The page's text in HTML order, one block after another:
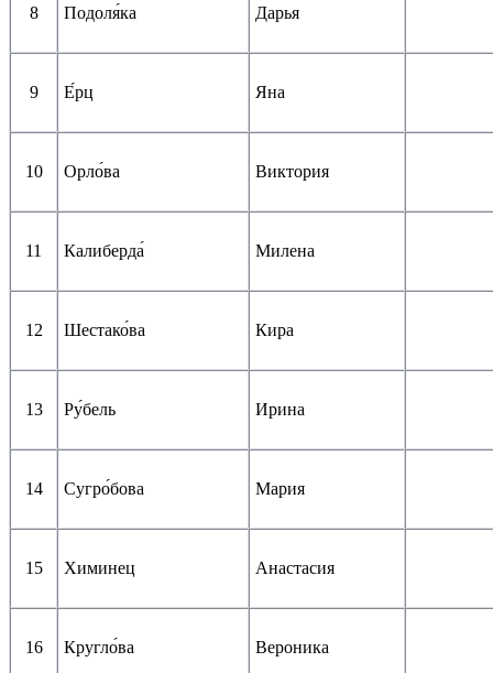
8 Подоля́ка Дарья
9 Е́рц Яна
10 Орло́ва Виктория
11 Калиберда́ Милена
12 Шестако́ва Кира
13 Ру́бель Ирина
14 Сугро́бова Мария
15 Химинец Анастасия
16 Кругло́ва Вероника